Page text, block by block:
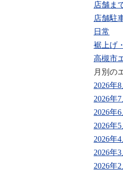
店舗ま
店舗駐
日常
裾上げ
高槻市
月別の
2026年8
2026年7
2026年6
2026年5
2026年4
2026年3
2026年2